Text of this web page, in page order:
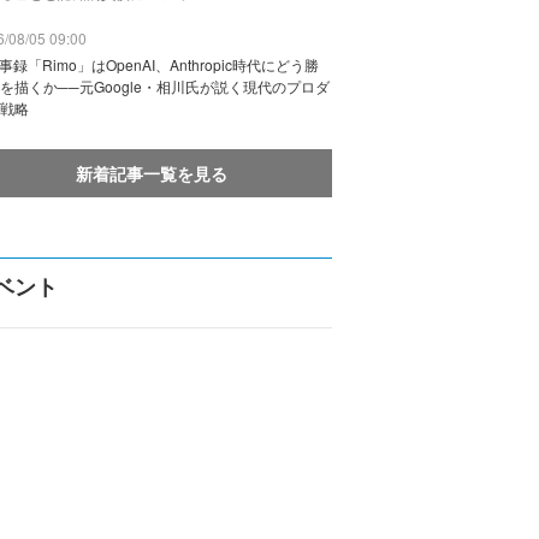
08/05 09:00
録「Rimo」はOpenAI、Anthropic時代にどう勝
描くか──元Google・相川氏が説く現代のプロダ
略
新着記事一覧を見る
ント